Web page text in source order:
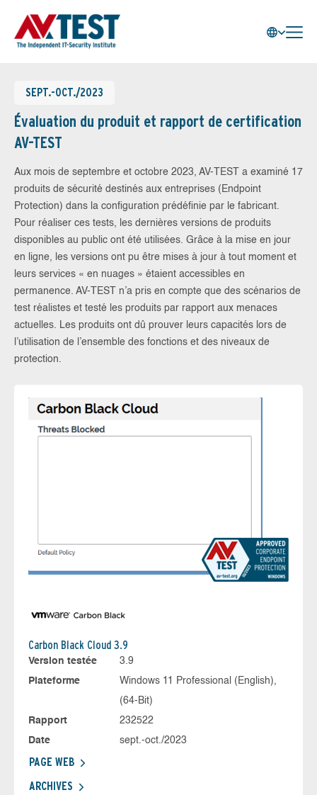
SEPT.-OCT./2023
Évaluation du produit et rapport de certification
AV-TEST
Aux mois de septembre et octobre 2023, AV-TEST a examiné 17
produits de sécurité destinés aux entreprises (Endpoint
Protection) dans la configuration prédéfinie par le fabricant.
Pour réaliser ces tests, les dernières versions de produits
disponibles au public ont été utilisées. Grâce à la mise en jour
en ligne, les versions ont pu être mises à jour à tout moment et
leurs services « en nuages » étaient accessibles en
permanence. AV-TEST n’a pris en compte que des scénarios de
test réalistes et testé les produits par rapport aux menaces
actuelles. Les produits ont dû prouver leurs capacités lors de
l’utilisation de l’ensemble des fonctions et des niveaux de
protection.
Carbon Black Cloud 3.9
Version testée
3.9
Plateforme
Windows 11 Professional (English),
(64-Bit)
Rapport
232522
Date
sept.-oct./2023
PAGE WEB
ARCHIVES